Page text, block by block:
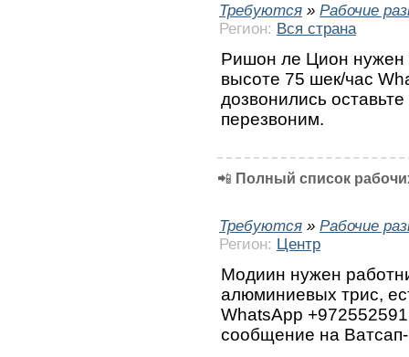
Требуются » Рабочие
Регион: Вся страна
Ришон ле Цион нужен
высоте 75 шек/час
дозвонились
перезвоним.
📲 Полный список
Требуются » Рабочие
Регион: Центр
Модиин нужен
алюминиевых трис,
WhatsApp
сообщение на